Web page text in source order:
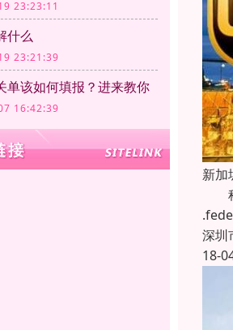
23:23:11
什么
23:21:39
单该如何填报？进来教你
16:42:39
新加
科
深圳
18-